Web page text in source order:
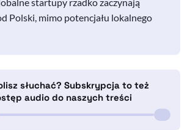
startupy rzadko zaczynają
Polski, mimo potencjału lokalnego